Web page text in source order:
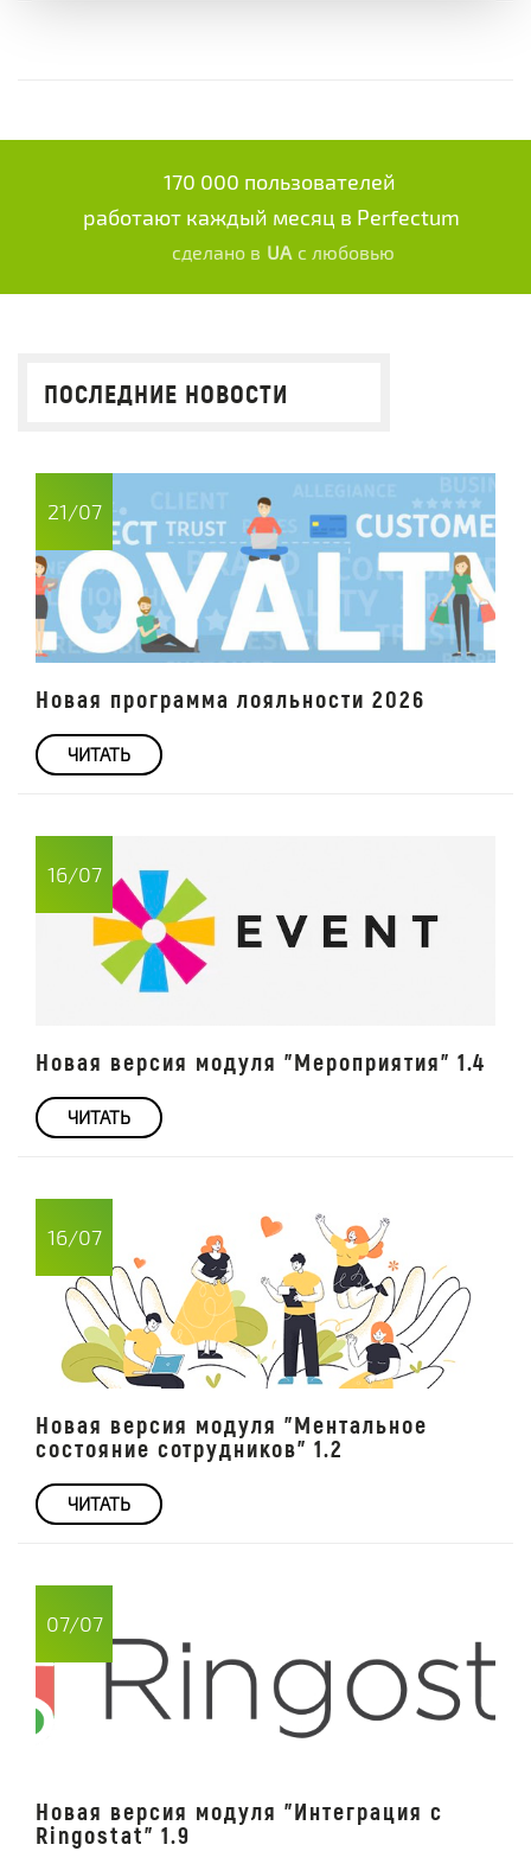
170 000 пользователей
работают каждый месяц в Perfectum
сделано в UA с любовью
ПОСЛЕДНИЕ НОВОСТИ
21/07
Новая программа лояльности 2026
ЧИТАТЬ
16/07
Новая версия модуля "Мероприятия" 1.4
ЧИТАТЬ
16/07
Новая версия модуля "Ментальное
состояние сотрудников" 1.2
ЧИТАТЬ
07/07
Новая версия модуля "Интеграция с
Ringostat" 1.9